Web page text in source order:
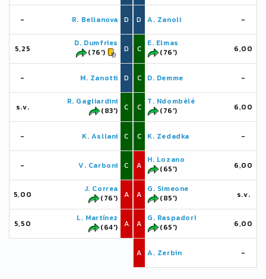
- R. Bellanova D
5,25
D. Dumfries
(76')
D
- M. Zanotti D
s.v.
R. Gagliardini
(83')
C
- K. Asllani C
- V. Carboni C
5,00
J. Correa
(76')
A
5,50
L. Martínez
(64')
A
D A. Zanoli -
C
E. Elmas
(76')
6,00
C D. Demme -
C
T. Ndombèlé
(76')
6,00
C K. Zedadka -
A
H. Lozano
(65')
6,00
A
G. Simeone
(85')
s.v.
A
G. Raspadori
(65')
6,00
A A. Zerbin -